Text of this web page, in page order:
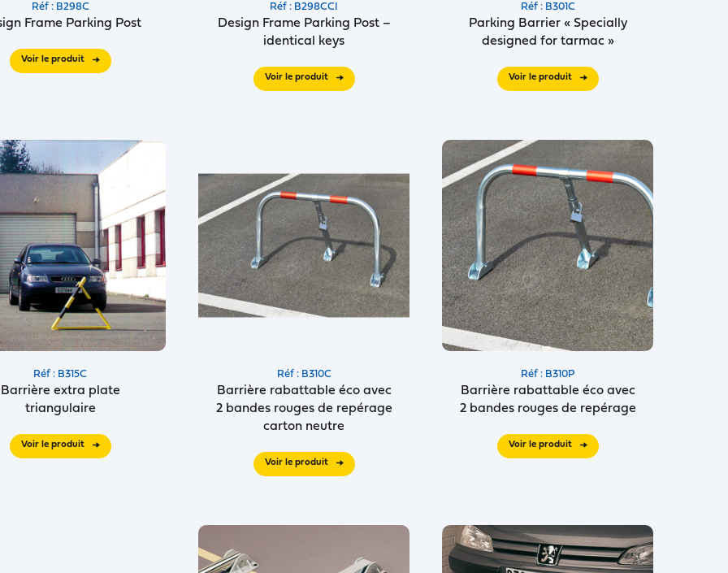
Réf : B298C
Frame Parking Post
Voir le produit
Réf : B298CCI
Design Frame Parking Post –
identical keys
Voir le produit
Réf : B301C
Parking Barrier « Specially
designed for tarmac »
Voir le produit
Réf : B315C
Barrière extra plate
triangulaire
Voir le produit
Réf : B310C
Barrière rabattable éco avec
2 bandes rouges de repérage
carton neutre
Voir le produit
Réf : B310P
Barrière rabattable éco avec
2 bandes rouges de repérage
Voir le produit